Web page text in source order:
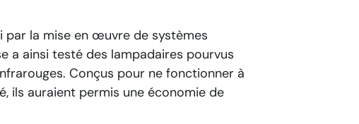
par la mise en œuvre de systèmes
a ainsi testé des lampadaires pourvus
Conçus pour ne fonctionner à
ils auraient permis une économie de